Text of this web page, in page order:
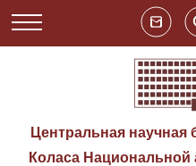
Центральная научная
Коласа Национальной